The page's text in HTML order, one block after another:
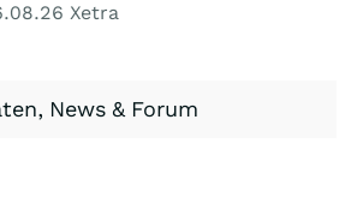
Xetra
News & Forum